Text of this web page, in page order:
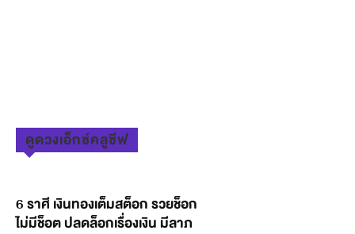
ดูดวงเอ็กซ์คลูซีฟ
6 ราศี เงินทองเต็มสต็อก รวยช็อก
ไม่มีช็อต ปลดล็อกเรื่องเงิน มีลาภ